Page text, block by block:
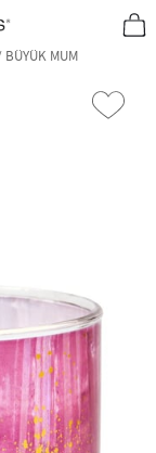
Detayları
BÜYÜK MUM